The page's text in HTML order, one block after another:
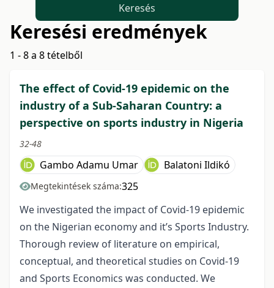
Keresés
Keresési eredmények
1 - 8 a 8 tételből
The effect of Covid-19 epidemic on the
industry of a Sub-Saharan Country: a
perspective on sports industry in Nigeria
32-48
Gambo Adamu Umar Balatoni Ildikó
Megtekintések száma:325
We investigated the impact of Covid-19 epidemic
on the Nigerian economy and it’s Sports Industry.
Thorough review of literature on empirical,
conceptual, and theoretical studies on Covid-19
and Sports Economics was conducted. We